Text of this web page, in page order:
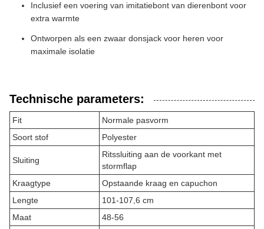
Inclusief een voering van imitatiebont van dierenbont voor
extra warmte
Ontworpen als een zwaar donsjack voor heren voor
maximale isolatie
Technische parameters:
Fit
Normale pasvorm
Soort stof
Polyester
Sluiting
Ritssluiting aan de voorkant met
stormflap
Kraagtype
Opstaande kraag en capuchon
Lengte
101-107,6 cm
Maat
48-56